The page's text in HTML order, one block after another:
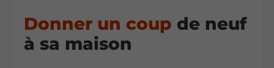
Donner un coup de neuf
à sa maison